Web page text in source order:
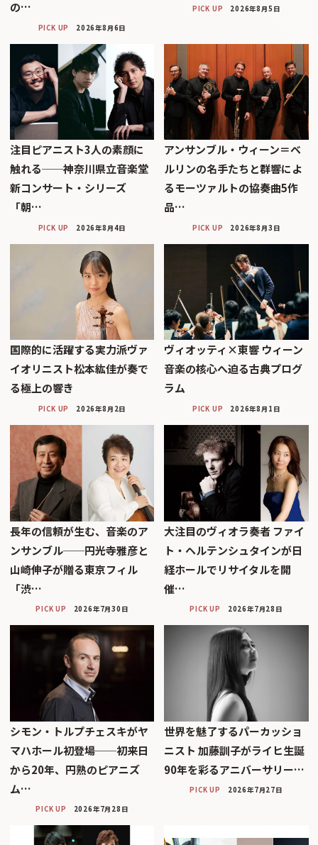
の…
PICK UP 2026年8月6日
PICK UP 2026年8月5日
注目ピアニスト3人の素顔に
触れる──神奈川県立音楽堂
新コンサート・シリーズ
「朝…
PICK UP 2026年8月4日
アンサンブル・ウィーン＝ベ
ルリンの名手たちと群響によ
るモーツァルトの協奏曲5作
品…
PICK UP 2026年8月3日
国際的に活躍する実力派ヴァ
イオリニスト松本紘佳が奏で
る極上の響き
PICK UP 2026年8月2日
ヴィオッティ×東響 ウィーン
音楽の核心へ迫る古典プログ
ラム
PICK UP 2026年8月1日
長年の信頼が生む、音楽のア
ンサンブル──円光寺雅彦と
山崎伸子が贈る東京フィル
「渋…
PICK UP 2026年7月30日
大注目のヴィオラ奏者 ファイ
ト・ヘルテンシュタインが日
経ホールでリサイタルを開
催…
PICK UP 2026年7月28日
シモン・トルプチェスキがヤ
マハホール初登場──初来日
から20年、円熟のピアニズ
ム…
PICK UP 2026年7月28日
世界を魅了するパーカッショ
ニスト 加藤訓子がライヒ生誕
90年を彩るアニバーサリー…
PICK UP 2026年7月27日